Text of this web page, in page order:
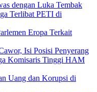
dengan Luka Tembak
Terlibat PETI di
Eropa Terkait
Isi Posisi Penyerang
Komisaris Tinggi HAM
Uang dan Korupsi di